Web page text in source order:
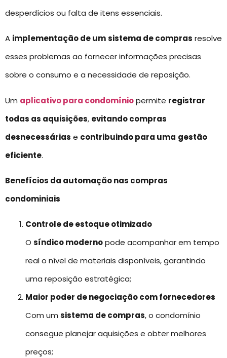
desperdícios ou falta de itens essenciais.
A implementação de umsistema de compras resolve
esses problemas ao fornecer informações precisas
sobre o consumo e a necessidade de reposição.
Um aplicativo para condomíniopermite registrar
todas as aquisições, evitando compras
desnecessárias e contribuindo para uma gestão
eficiente.
Benefícios da automação nas compras
condominiais
Controle de estoque otimizado
O síndico modernopode acompanhar em tempo
real o nível de materiais disponíveis, garantindo
uma reposição estratégica;
Maior poder de negociação com fornecedores
Com um sistema de compras, o condomínio
consegue planejar aquisições e obter melhores
preços;